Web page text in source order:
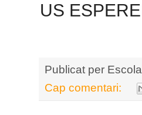
US
Publicat per
Cap comentari: